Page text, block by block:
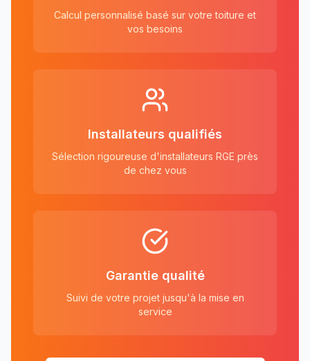
Calcul personnalisé basé sur votre toiture et
vos besoins
Installateurs qualifiés
Sélection rigoureuse d'installateurs RGE près
de chez vous
Garantie qualité
Suivi de votre projet jusqu'à la mise en
service